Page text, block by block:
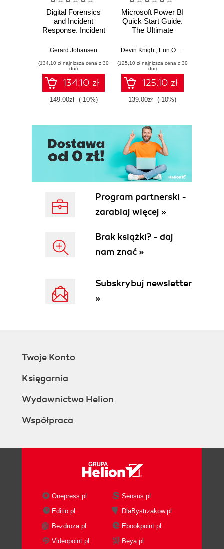
Digital Forensics
and Incident
Response. Incident
and techniques for
threat response -
Fourth Edition
Gerard Johansen
(134,10 zł najniższa cena z 30
dni)
134.10 zł
149.00zł (-10%)
Microsoft Power BI
Quick Start Guide.
The Ultimate
to Power BI, Data
Tools, and
Microsoft Fabric -
Fourth Edition
Devin Knight, Erin Ostrowsky
(125,10 zł najniższa cena z 30
dni)
125.10 zł
139.00zł (-10%)
Program partnerski -
zarabiaj więcej »
Brak książki? - daj
nam znać »
Subskrybuj newsletter
»
Twoje Konto
Księgarnia
Wydawnictwo Helion
Współpraca
Onepress.pl
Sensus.pl
Editio.pl
DlaBystrzakow.pl
Bezdroza.pl
Ebookpoint.pl
Videopoint.pl
Beya.pl